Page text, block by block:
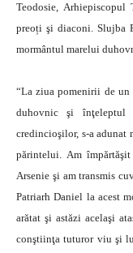
Teodosie,
preoți şi diaconi. Slujba
mormântul marelui
“La ziua pomenirii de un
duhovnic şi
credincioşilor, s-a adunat
părintelui. Am
Arsenie şi am transmis
Patriarh Daniel la acest
arătat şi astăzi acelaşi
conştiinţa tuturor viu şi